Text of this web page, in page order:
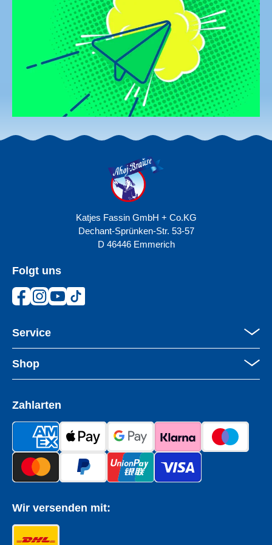
Katjes Fassin GmbH + Co.KG
Dechant-Sprünken-Str. 53-57
D 46446 Emmerich
Folgt uns
Facebook
Instagram
YouTube
TikTok
Service
Shop
Zahlarten
Wir versenden mit: